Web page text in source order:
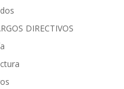
DIRECTIVOS